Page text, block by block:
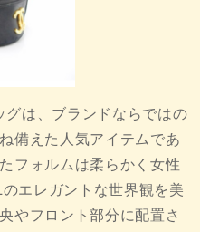
は、ブランドならではの
備えた人気アイテムであ
フォルムは柔らかく女性
エレガントな世界観を美
やフロント部分に配置さ